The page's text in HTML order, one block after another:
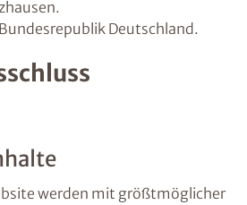
Deutschland.
werden mit größtmöglicher